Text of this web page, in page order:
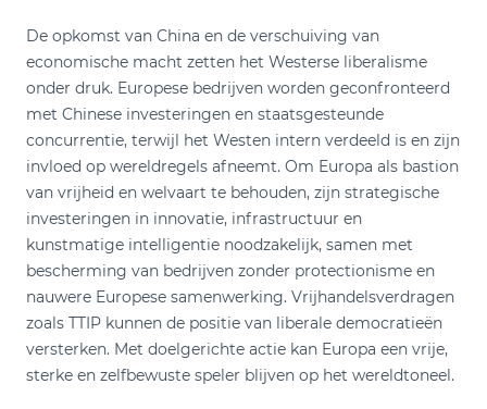
De opkomst van China en de verschuiving van
economische macht zetten het Westerse liberalisme
onder druk. Europese bedrijven worden geconfronteerd
met Chinese investeringen en staatsgesteunde
concurrentie, terwijl het Westen intern verdeeld is en zijn
invloed op wereldregels afneemt. Om Europa als bastion
van vrijheid en welvaart te behouden, zijn strategische
investeringen in innovatie, infrastructuur en
kunstmatige intelligentie noodzakelijk, samen met
bescherming van bedrijven zonder protectionisme en
nauwere Europese samenwerking. Vrijhandelsverdragen
zoals TTIP kunnen de positie van liberale democratieën
versterken. Met doelgerichte actie kan Europa een vrije,
sterke en zelfbewuste speler blijven op het wereldtoneel.